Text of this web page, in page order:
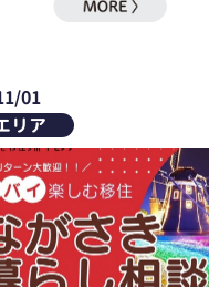
01
リア